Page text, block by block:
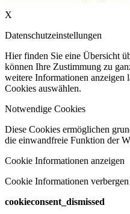
X
Datenschutzeinstellungen
Hier finden Sie eine Übersicht
können Ihre Zustimmung zu
weitere Informationen anzeigen
Cookies auswählen.
Notwendige Cookies
Diese Cookies ermöglichen
die einwandfreie Funktion der
Cookie Informationen anzeigen
Cookie Informationen verbergen
cookieconsent_dismissed